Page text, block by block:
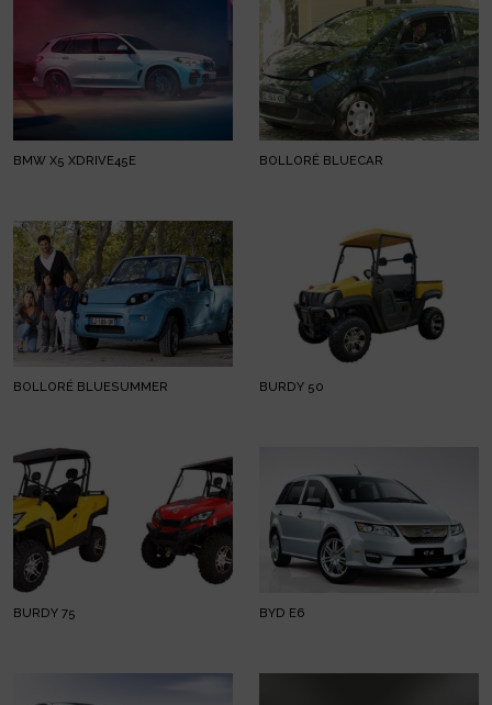
BMW X5 XDRIVE45E BOLLORÉ BLUECAR
BOLLORÉ BLUESUMMER BURDY 50
BURDY 75 BYD E6